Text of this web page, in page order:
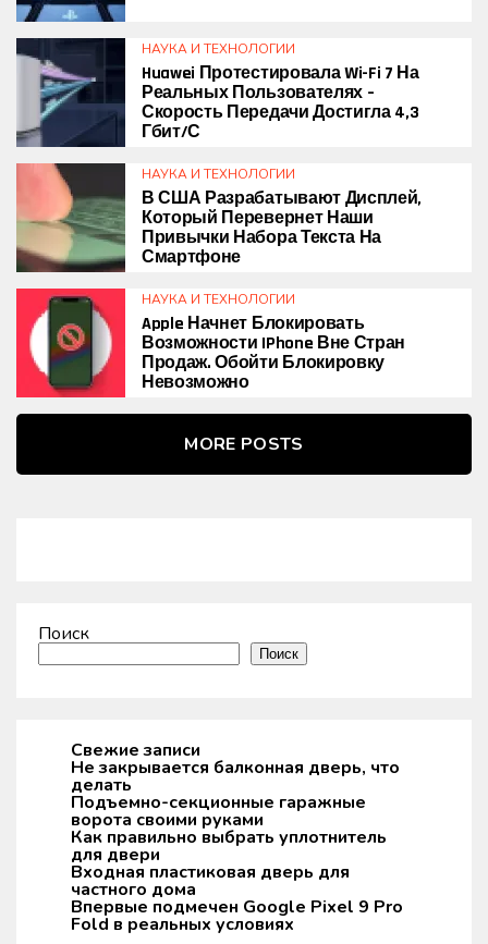
НАУКА И ТЕХНОЛОГИИ
Huawei Протестировала Wi-Fi 7 На
Реальных Пользователях –
Скорость Передачи Достигла 4,3
Гбит/с
НАУКА И ТЕХНОЛОГИИ
В США Разрабатывают Дисплей,
Который Перевернет Наши
Привычки Набора Текста На
Смартфоне
НАУКА И ТЕХНОЛОГИИ
Apple Начнет Блокировать
Возможности IPhone Вне Стран
Продаж. Обойти Блокировку
Невозможно
MORE POSTS
Поиск
Поиск
Свежие записи
Не закрывается балконная дверь, что
делать
Подъемно-секционные гаражные
ворота своими руками
Как правильно выбрать уплотнитель
для двери
Входная пластиковая дверь для
частного дома
Впервые подмечен Google Pixel 9 Pro
Fold в реальных условиях